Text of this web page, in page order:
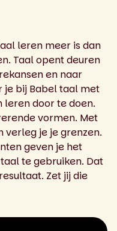
leren meer is dan
Taal opent deuren
en naar
je bij Babel taal met
leren door te doen.
vormen. Met
verleg je je grenzen.
geven je het
te gebruiken. Dat
Zet jij die